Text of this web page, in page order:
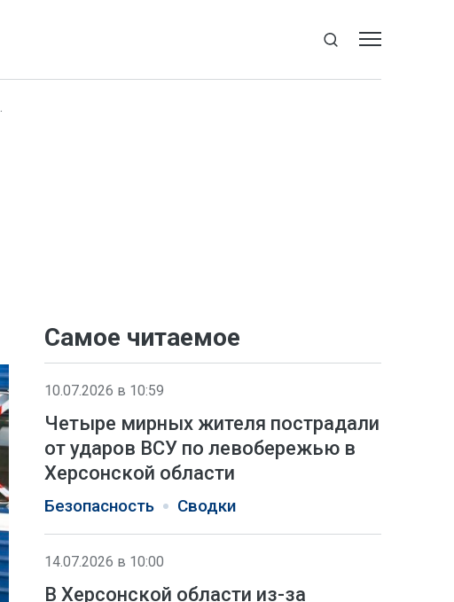
Самое читаемое
10.07.2026 в 10:59
Четыре мирных жителя пострадали
от ударов ВСУ по левобережью в
Херсонской области
Безопасность Сводки
14.07.2026 в 10:00
В Херсонской области из-за